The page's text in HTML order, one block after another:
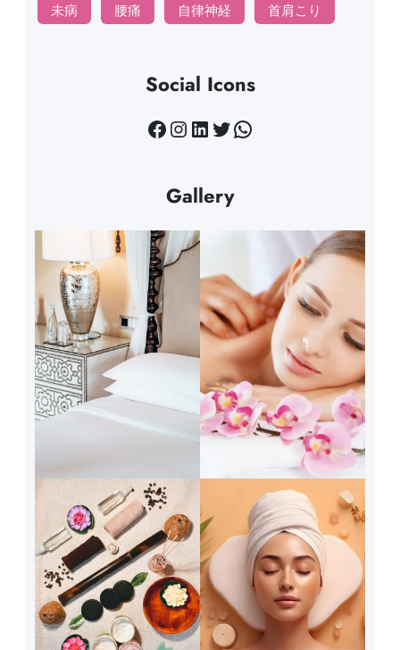
未病 腰痛 自律神経 首肩こり
Social Icons
Facebook InstagramLinkedIn Twitter WhatsApp
Gallery